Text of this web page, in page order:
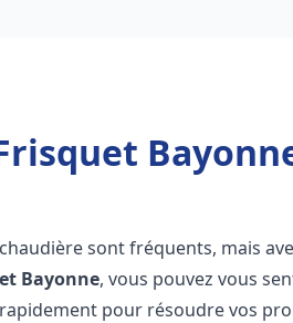
sont fréquents, mais
Bayonne, vous pouvez vous
pour résoudre vos